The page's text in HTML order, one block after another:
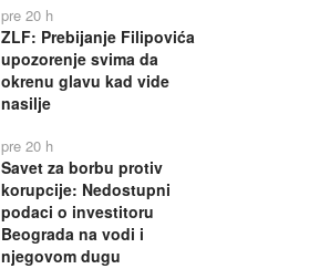
pre 20 h
ZLF: Prebijanje Filipovića
upozorenje svima da
okrenu glavu kad vide
nasilje
pre 20 h
Savet za borbu protiv
korupcije: Nedostupni
podaci o investitoru
Beograda na vodi i
njegovom dugu